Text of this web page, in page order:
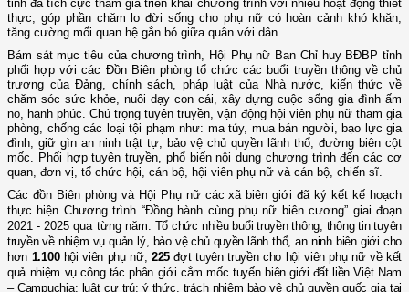
tỉnh đã tích cực tham gia triển khai chương trình với nhiều hoạt động thiết
thực; góp phần chăm lo đời sống cho phụ nữ có hoàn cảnh khó khăn,
tăng cường mối quan hệ gắn bó giữa quân với dân.
Bám sát mục tiêu của chương trình, Hội Phụ nữ Ban Chỉ huy BĐBP tỉnh
phối hợp với các Đồn Biên phòng tổ chức các buổi truyền thông về chủ
trương của Đảng, chính sách, pháp luật của Nhà nước, kiến thức về
chăm sóc sức khỏe, nuôi dạy con cái, xây dựng cuộc sống gia đình ấm
no, hạnh phúc. Chú trọng tuyên truyền, vận động hội viên phụ nữ tham gia
phòng, chống các loại tội phạm như: ma túy, mua bán người, bạo lực gia
đình, giữ gìn an ninh trật tự, bảo vệ chủ quyền lãnh thổ, đường biên cột
mốc. Phối hợp tuyên truyền, phổ biến nội dung chương trình đến các cơ
quan, đơn vị, tổ chức hội, cán bộ, hội viên phụ nữ và cán bộ, chiến sĩ.
Các đồn Biên phòng và Hội Phụ nữ các xã biên giới đã ký kết kế hoạch
thực hiện Chương trình “Đồng hành cùng phụ nữ biên cương” giai đoạn
2021 - 2025 qua từng năm. Tổ chức nhiều buổi truyền thông, thông tin tuyên
truyền về nhiệm vụ quản lý, bảo vệ chủ quyền lãnh thổ, an ninh biên giới cho
hơn 1.100hội viên phụ nữ; 225 đợt tuyên truyền cho hội viên phụ nữ về kết
quả nhiệm vụ công tác phân giới cắm mốc tuyến biên giới đất liền Việt Nam
– Campuchia; luật cư trú; ý thức, trách nhiệm bảo vệ chủ quyền quốc gia tại